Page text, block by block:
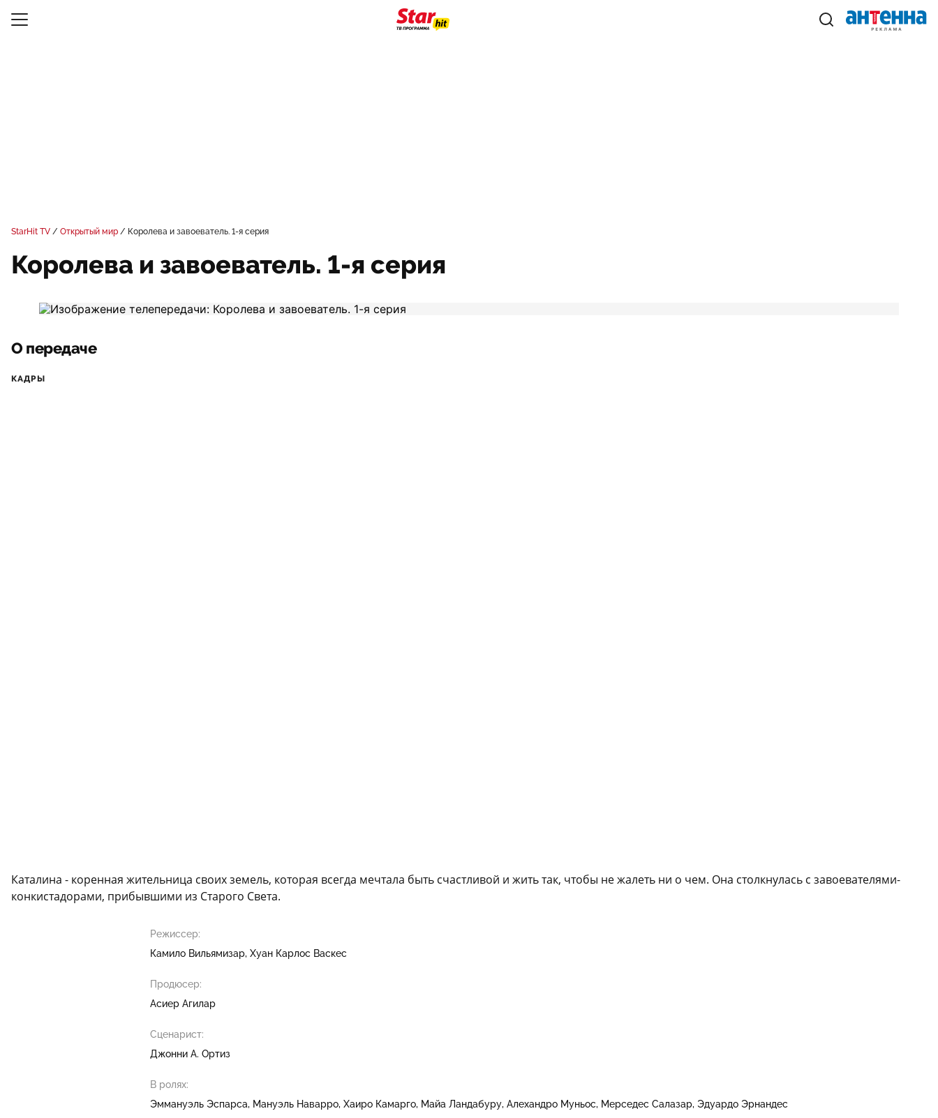
StarHit TV Открытый мир Королева и завоеватель. 1-я серия
Королева и завоеватель. 1-я серия
О передаче
КАДРЫ
Каталина - коренная жительница своих земель, которая всегда мечтала быть счастливой и жить так, чтобы не жалеть ни о чем. Она столкнулась с завоевателями-
конкистадорами, прибывшими из Старого Света.
Режиссер:
Камило Вильямизар Хуан Карлос Васкес
Продюсер:
Асиер Агилар
Сценарист:
Джонни А. Ортиз
В ролях:
Эммануэль Эспарса
Мануэль Наварро Хаиро Камарго Майа Ландабуру Алехандро Муньос Мерседес Салазар Эдуардо Эрнандес